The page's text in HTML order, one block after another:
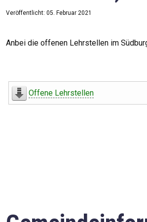
Veröffentlicht: 05. Februar 2021
Anbei die offenen Lehrstellen im
Offene Lehrstellen